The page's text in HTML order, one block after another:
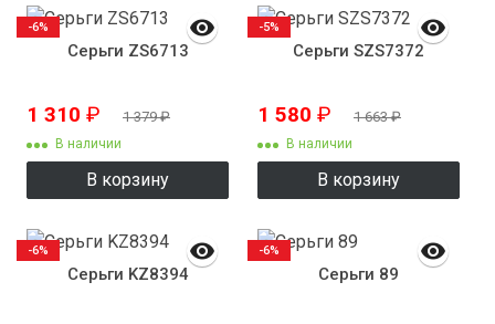
Серьги ZS6713
1 310 ₽ 1 379₽
В наличии
В корзину
-6%
Серьги SZS7372
1 580 ₽ 1 663₽
В наличии
В корзину
-5%
Серьги KZ8394
-6%
Серьги 89
-6%